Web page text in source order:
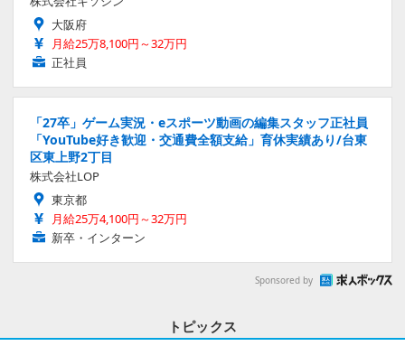
大阪府
月給25万8,100円～32万円
正社員
「27卒」ゲーム実況・eスポーツ動画の編集スタッフ正社員
「YouTube好き歓迎・交通費全額支給」育休実績あり/台東
区東上野2丁目
株式会社LOP
東京都
月給25万4,100円～32万円
新卒・インターン
Sponsored by
トピックス